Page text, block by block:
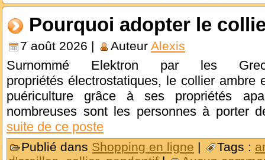
Pourquoi adopter le
7 août 2026 | Auteur Alexis
Surnommé Elektron par les
propriétés électrostatiques, le collier
puériculture grâce à ses propriétés
nombreuses sont les personnes à porter
suite de ce poste
Publié dans Shopping en ligne | Tags :